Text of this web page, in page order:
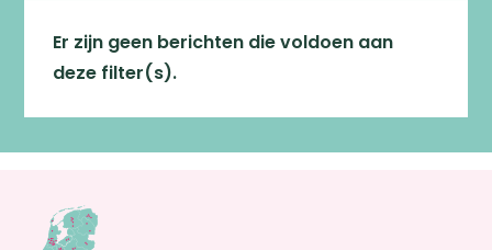
Er zijn geen berichten die voldoen aan
deze filter(s).